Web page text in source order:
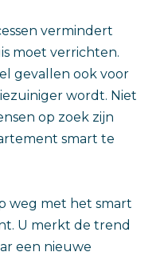
vermindert
moet verrichten.
gevallen ook voor
wordt. Niet
op zoek zijn
smart te
weg met het smart
U merkt de trend
een nieuwe